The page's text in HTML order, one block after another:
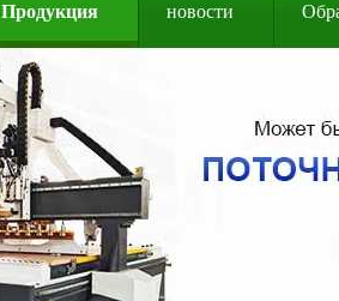
Продукция новости